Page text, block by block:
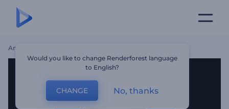
Ana Sayfa
Would you like to change Renderforest language
to English?
CHANGE No, thanks